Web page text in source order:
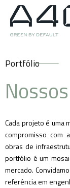
Portfólio
Cada projeto é uma
compromisso com
obras de
portfólio é um
mercado.
referência em